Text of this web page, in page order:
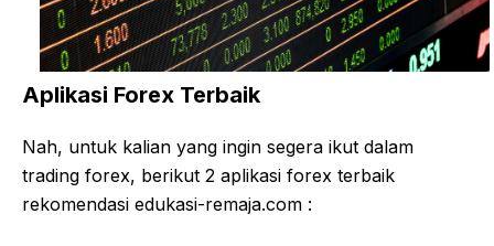
Aplikasi Forex Terbaik
Nah, untuk kalian yang ingin segera ikut dalam
trading forex, berikut 2 aplikasi forex terbaik
rekomendasi edukasi-remaja.com :